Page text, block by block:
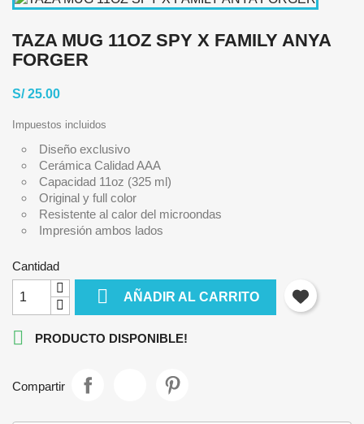
TAZA MUG 11OZ SPY X FAMILY ANYA
FORGER
S/ 25.00
Impuestos incluidos
Diseño exclusivo
Cerámica Calidad AAA
Capacidad 11oz (325 ml)
Original y full color
Resistente al calor del microondas
Impresión ambos lados
Cantidad
 AÑADIR AL CARRITO
 PRODUCTO DISPONIBLE!
Compartir